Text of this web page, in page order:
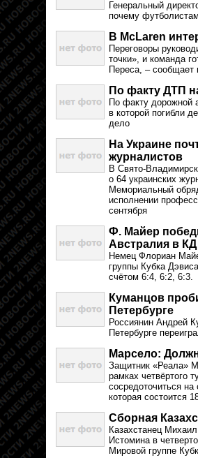
Генеральный
почему
В McLaren
Переговоры
точки», и команда
Переса, – сообщает
По факту ДТП
По факту дорожной
в которой погибли
дело
На Украине
журналистов
В Свято-
о 64 украинских
Мемориальный
исполнении
сентября
Ф. Майер
Австралия в КД
Немец Флориан
группы Кубка
счётом 6:4, 6:2, 6:3.
Куманцов
Петербурге
Россиянин Андрей
Петербурге
Марсело:
Защитник «Реала»
рамках четвёртого
сосредоточиться
которая состоится
Сборная
Казахстанец
Истомина в
Мировой группе